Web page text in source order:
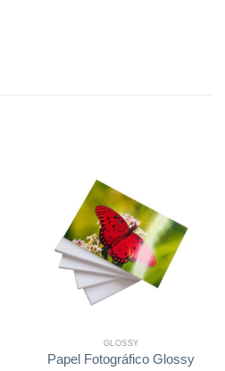
GLOSSY
Papel Fotográfico Glossy